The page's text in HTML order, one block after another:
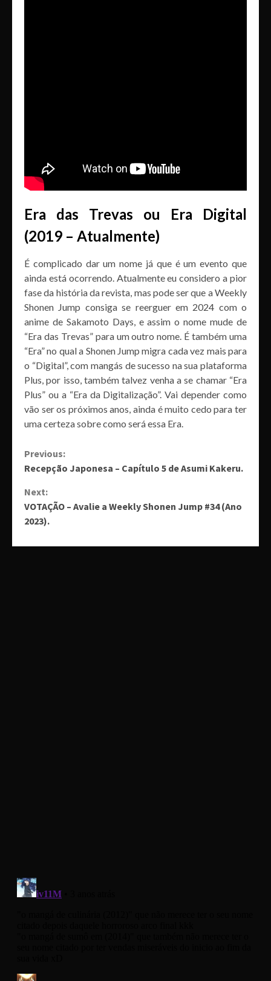
Era das Trevas ou Era Digital
(2019 – Atualmente)
É complicado dar um nome já que é um evento que
ainda está ocorrendo. Atualmente eu considero a pior
fase da história da revista, mas pode ser que a Weekly
Shonen Jump consiga se reerguer em 2024 com o
anime de Sakamoto Days, e assim o nome mude de
“Era das Trevas” para um outro nome. É também uma
“Era” no qual a Shonen Jump migra cada vez mais para
o “Digital”, com mangás de sucesso na sua plataforma
Plus, por isso, também talvez venha a se chamar “Era
Plus” ou a “Era da Digitalização”. Vai depender como
vão ser os próximos anos, ainda é muito cedo para ter
uma certeza sobre como será essa Era.
Continue
Reading
Previous:
Recepção Japonesa – Capítulo 5 de Asumi Kakeru.
Next:
VOTAÇÃO – Avalie a Weekly Shonen Jump #34 (Ano
2023).